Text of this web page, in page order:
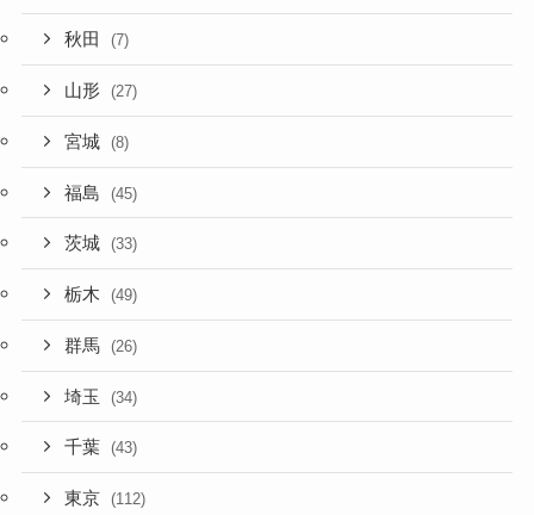
秋田 (7)
山形 (27)
宮城 (8)
福島 (45)
茨城 (33)
栃木 (49)
群馬 (26)
埼玉 (34)
千葉 (43)
東京 (112)